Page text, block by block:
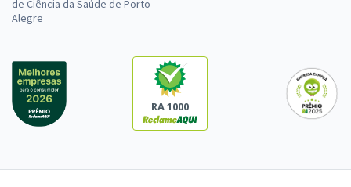
de Ciência da Saúde de Porto
Alegre
RA 1000